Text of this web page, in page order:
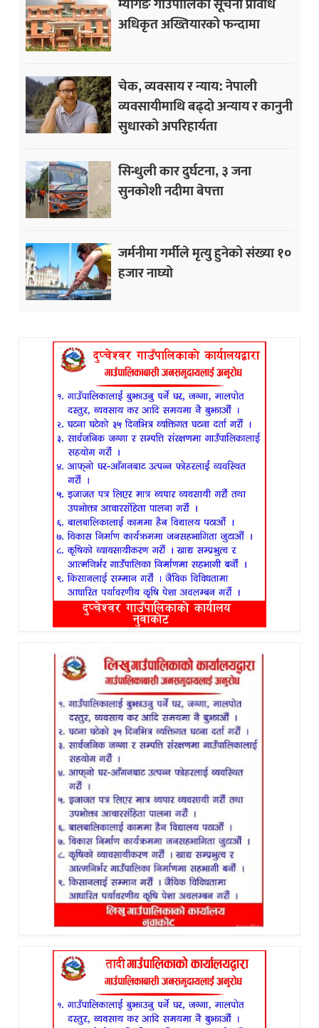
अधिकृत अख्तियारको फन्दामा
चेक, व्यवसाय र न्याय: नेपाली
व्यवसायीमाथि बढ्दो अन्याय र कानुनी
सुधारको अपरिहार्यता
सिन्धुली कार दुर्घटना, ३ जना
सुनकोशी नदीमा बेपत्ता
जर्मनीमा गर्मीले मृत्यु हुनेको संख्या १०
हजार नाघ्यो